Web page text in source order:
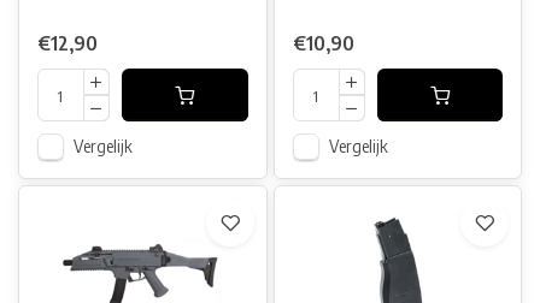
€12,90
Vergelijk
€10,90
Vergelijk